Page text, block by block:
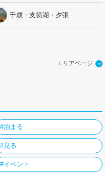
千歳・支笏湖・夕張
エリアページ
#泊まる
#見る
#イベント